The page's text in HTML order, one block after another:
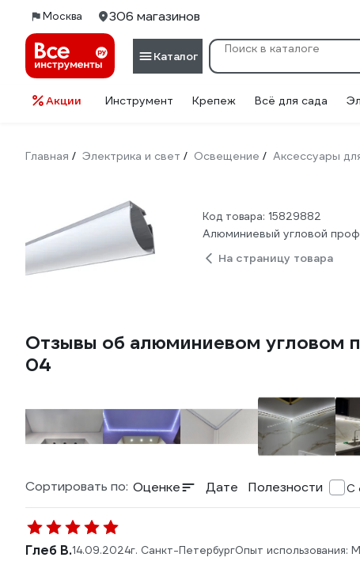
Москва 306 магазинов
Каталог
Акции Инструмент Крепеж Всё для сада
Главная / Электрика и свет / Освещение / Аксессуары
Код товара: 15829882
Алюминиевый угловой
На страницу товара
Отзывы об алюминиевом угловом
04
Сортировать по: Оценке Дате Полезности С
Глеб В.14.09.2024г. Санкт-ПетербургОпыт использования: